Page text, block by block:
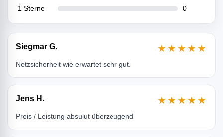
1 Sterne
0
Siegmar G. ★★★★★
Netzsicherheit wie erwartet sehr gut.
Jens H. ★★★★★
Preis / Leistung absulut überzeugend